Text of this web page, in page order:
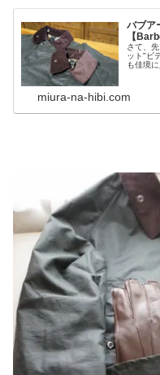
バブア
【
さて、
ット"ビ
も佳境
miura-na-hibi.com